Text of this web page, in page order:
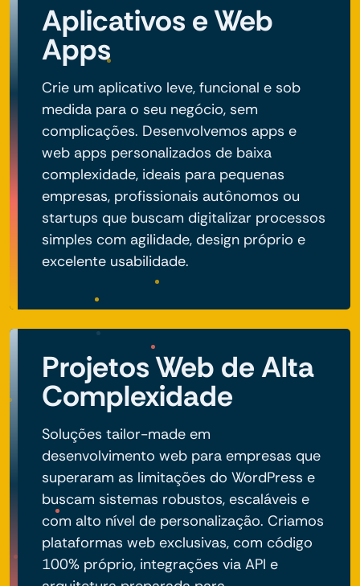
Aplicativos e Web
Apps
Crie um aplicativo leve, funcional e sob
medida para o seu negócio, sem
complicações. Desenvolvemos apps e
web apps personalizados de baixa
complexidade, ideais para pequenas
empresas, profissionais autônomos ou
startups que buscam digitalizar processos
simples com agilidade, design próprio e
excelente usabilidade.
Projetos Web de Alta
Complexidade
Soluções tailor-made em
desenvolvimento web para empresas que
superaram as limitações do WordPress e
buscam sistemas robustos, escaláveis e
com alto nível de personalização. Criamos
plataformas web exclusivas, com código
100% próprio, integrações via API e